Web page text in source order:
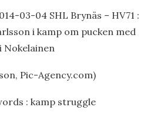
03-04 SHL Brynäs – HV71 :
i kamp om pucken med
Nokelainen
Pic-Agency.com)
: kamp struggle